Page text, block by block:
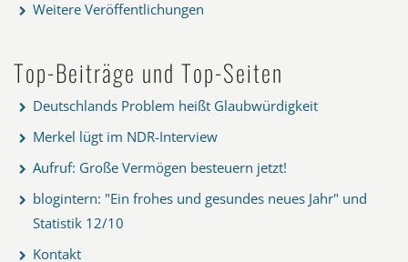
Weitere Veröffentlichungen
Top-Beiträge und Top-Seiten
Deutschlands Problem heißt Glaubwürdigkeit
Merkel lügt im NDR-Interview
Aufruf: Große Vermögen besteuern jetzt!
blogintern: "Ein frohes und gesundes neues Jahr" und
Statistik 12/10
Kontakt